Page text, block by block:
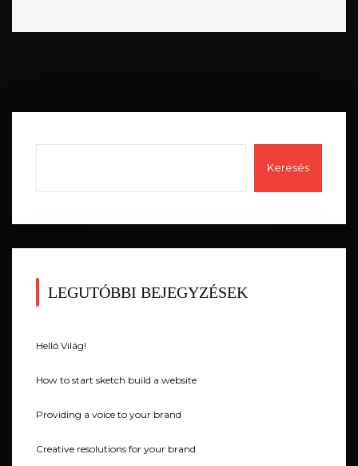
Keresés
LEGUTÓBBI BEJEGYZÉSEK
Helló Világ!
How to start sketch build a website
Providing a voice to your brand
Creative resolutions for your brand